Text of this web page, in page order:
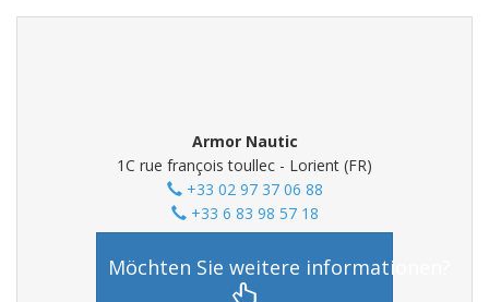
Armor Nautic
1C rue françois toullec - Lorient (FR)
+33 02 97 37 06 88
+33 6 83 98 57 18
Möchten Sie weitere informationen?